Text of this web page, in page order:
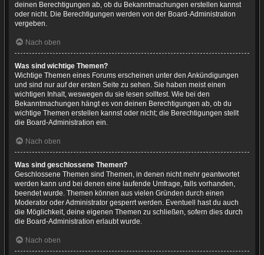
deinen Berechtigungen ab, ob du Bekanntmachungen erstellen kannst
oder nicht. Die Berechtigungen werden von der Board-Administration
vergeben.
Nach oben
Was sind wichtige Themen?
Wichtige Themen eines Forums erscheinen unter den Ankündigungen
und sind nur auf der ersten Seite zu sehen. Sie haben meist einen
wichtigen Inhalt, weswegen du sie lesen solltest. Wie bei den
Bekanntmachungen hängt es von deinen Berechtigungen ab, ob du
wichtige Themen erstellen kannst oder nicht; die Berechtigungen stellt
die Board-Administration ein.
Nach oben
Was sind geschlossene Themen?
Geschlossene Themen sind Themen, in denen nicht mehr geantwortet
werden kann und bei denen eine laufende Umfrage, falls vorhanden,
beendet wurde. Themen können aus vielen Gründen durch einen
Moderator oder Administrator gesperrt werden. Eventuell hast du auch
die Möglichkeit, deine eigenen Themen zu schließen, sofern dies durch
die Board-Administration erlaubt wurde.
Nach oben